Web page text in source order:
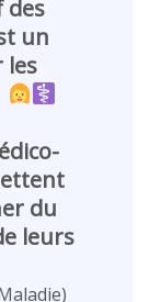
des
un
les
du
leurs